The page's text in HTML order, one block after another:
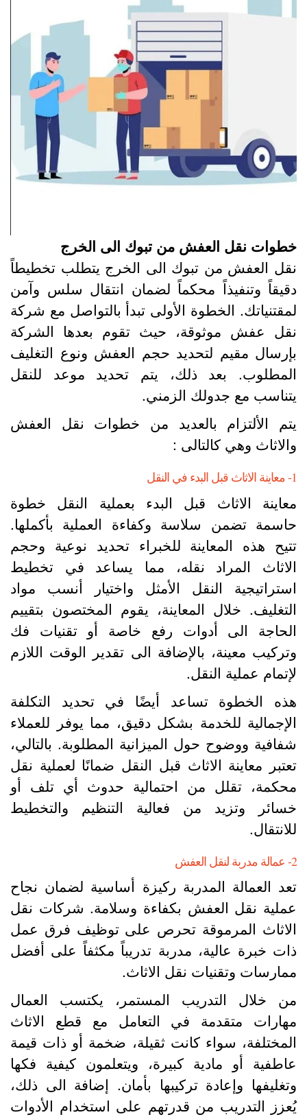
نقل العفش من تبوك الى الخرج
العفش من تبوك الى الخرج يتطلب تخطيطاً
وتنفيذاً محكماً لضمان انتقال سلس وآمن
الخطوة الأولى تبدأ بالتواصل مع شركة
عفش موثوقة، حيث تقوم بعدها الشركة
مقيم لتحديد حجم العفش ونوع التغليف
بعد ذلك، يتم تحديد موعد للنقل
مع جدولك الزمني.
الألتزام بالعديد من خطوات نقل العفش
وهي كالتالى :
الاثاث قبل البدء بعملية النقل خطوة
تضمن سلاسة وكفاءة العملية بأكملها.
هذه المعاينة للخبراء تحديد نوعية وحجم
المراد نقله، مما يساعد في تخطيط
النقل الأمثل واختيار أنسب مواد
خلال المعاينة، يقوم المختصون بتقييم
الى أدوات رفع خاصة أو تقنيات فك
معينة، بالإضافة الى تقدير الوقت اللازم
عملية النقل.
الخطوة تساعد أيضًا في تحديد التكلفة
للخدمة بشكل دقيق، مما يوفر للعملاء
ووضوح حول الميزانية المطلوبة. بالتالي،
معاينة الاثاث قبل النقل ضمانًا لعملية نقل
تقلل من احتمالية حدوث أي تلف أو
وتزيد من فعالية التنظيم والتخطيط
العمالة المدربة ركيزة أساسية لضمان نجاح
نقل العفش بكفاءة وسلامة. شركات نقل
المرموقة تحرص على توظيف فرق عمل
خبرة عالية، مدربة تدريباً مكثفاً على أفضل
وتقنيات نقل الاثاث.
خلال التدريب المستمر، يكتسب العمال
متقدمة في التعامل مع قطع الاثاث
سواء كانت ثقيلة، ضخمة أو ذات قيمة
أو مادية كبيرة، ويتعلمون كيفية فكها
وإعادة تركيبها بأمان. إضافة الى ذلك،
التدريب من قدرتهم على استخدام الأدوات